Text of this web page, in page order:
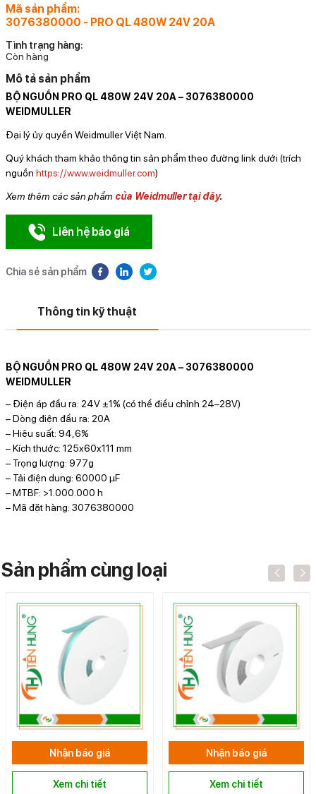
Mã sản phẩm:
3076380000 - PRO QL 480W 24V 20A
Tình trạng hàng:
Còn hàng
Mô tả sản phẩm
BỘ NGUỒN PRO QL 480W 24V 20A – 3076380000
WEIDMULLER
Đại lý ủy quyền Weidmuller Việt Nam.
Quý khách tham khảo thông tin sản phẩm theo đường link dưới (trích
nguồn https://www.weidmuller.com)
Xem thêm các sản phẩm của Weidmuller tại đây.
Liên hệ báo giá
Chia sẻ sản phẩm
Thông tin kỹ thuật
BỘ NGUỒN PRO QL 480W 24V 20A – 3076380000
WEIDMULLER
– Điện áp đầu ra: 24V ±1% (có thể điều chỉnh 24–28V)
– Dòng điện đầu ra: 20A
– Hiệu suất: 94,6%
– Kích thước: 125x60x111 mm
– Trọng lượng: 977g
– Tải điện dung: 60000 µF
– MTBF: >1.000.000 h
– Mã đặt hàng: 3076380000
Sản phẩm cùng loại
Nhận báo giá
Xem chi tiết
Nhận báo giá
Xem chi tiết